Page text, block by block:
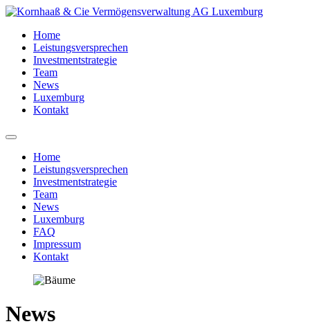
Home
Leistungsversprechen
Investmentstrategie
Team
News
Luxemburg
Kontakt
Home
Leistungsversprechen
Investmentstrategie
Team
News
Luxemburg
FAQ
Impressum
Kontakt
News